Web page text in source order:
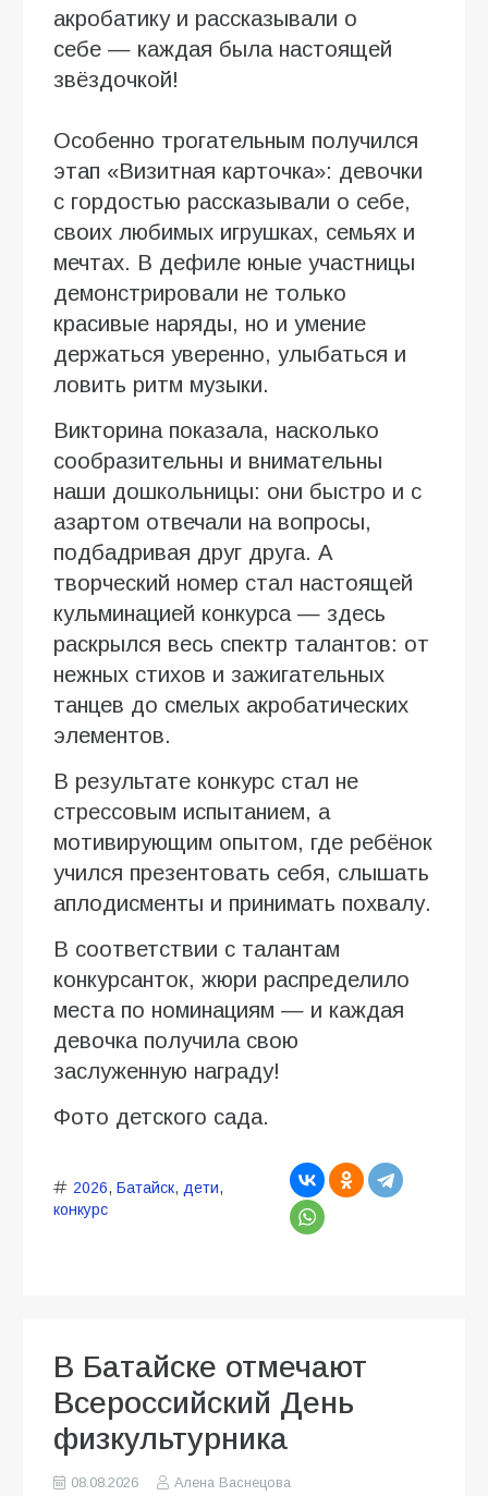
акробатику и рассказывали о
себе — каждая была настоящей
звёздочкой!
Особенно трогательным получился
этап «Визитная карточка»: девочки
с гордостью рассказывали о себе,
своих любимых игрушках, семьях и
мечтах. В дефиле юные участницы
демонстрировали не только
красивые наряды, но и умение
держаться уверенно, улыбаться и
ловить ритм музыки.
Викторина показала, насколько
сообразительны и внимательны
наши дошкольницы: они быстро и с
азартом отвечали на вопросы,
подбадривая друг друга. А
творческий номер стал настоящей
кульминацией конкурса — здесь
раскрылся весь спектр талантов: от
нежных стихов и зажигательных
танцев до смелых акробатических
элементов.
В результате конкурс стал не
стрессовым испытанием, а
мотивирующим опытом, где ребёнок
учился презентовать себя, слышать
аплодисменты и принимать похвалу.
В соответствии с талантам
конкурсанток, жюри распределило
места по номинациям — и каждая
девочка получила свою
заслуженную награду!
Фото детского сада.
2026, Батайск, дети,
конкурс
В Батайске отмечают
Всероссийский День
физкультурника
08.08.2026
Алена Васнецова